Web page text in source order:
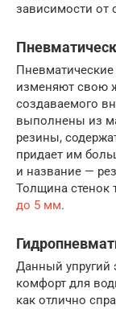
зависимости от
изменяют свою
создаваемого
выполнены из
резины,
придает им
и название —
Толщина стенок
до 5 мм.
Данный упругий
комфорт для
как отлично